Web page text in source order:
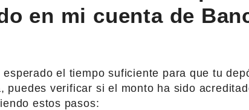
en mi cuenta de
esperado el tiempo suficiente para que tu
puedes verificar si el monto ha sido
estos pasos: